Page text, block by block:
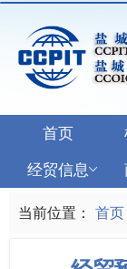
首页
经贸信息
当前位置： 首页